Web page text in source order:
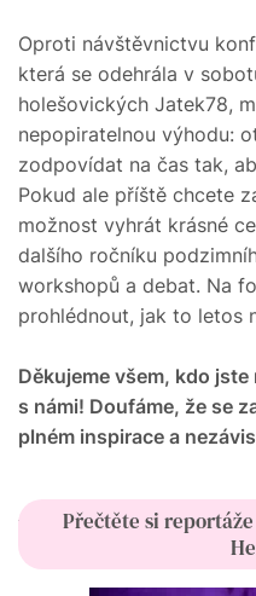
Oproti návštěvnictvu
která se odehrála v
holešovických Jatek78,
nepopiratelnou výhodu:
zodpovídat na čas tak,
Pokud ale příště chcete
možnost vyhrát krásné
dalšího ročníku
workshopů a debat. Na
prohlédnout, jak to letos
Děkujeme všem, kdo
s námi! Doufáme, že se
plném inspirace a
Přečtěte si